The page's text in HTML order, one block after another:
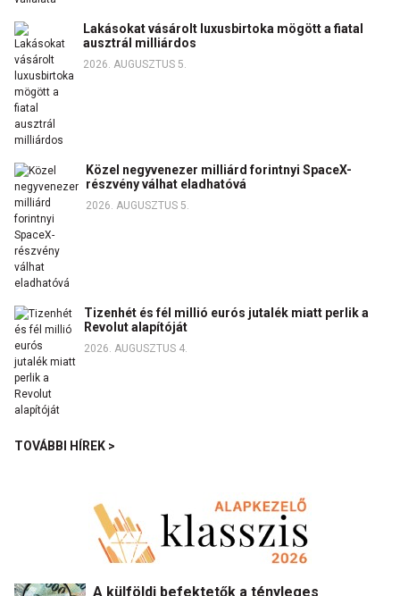
Lakásokat vásárolt luxusbirtoka mögött a fiatal
ausztrál milliárdos
2026. AUGUSZTUS 5.
Közel negyvenezer milliárd forintnyi SpaceX-
részvény válhat eladhatóvá
2026. AUGUSZTUS 5.
Tizenhét és fél millió eurós jutalék miatt perlik a
Revolut alapítóját
2026. AUGUSZTUS 4.
TOVÁBBI HÍREK >
A külföldi befektetők a tényleges